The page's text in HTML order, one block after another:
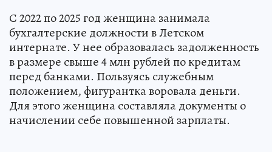
С 2022 по 2025 год женщина занимала
бухгалтерские должности в Летском
интернате. У нее образовалась задолженность
в размере свыше 4 млн рублей по кредитам
перед банками. Пользуясь служебным
положением, фигурантка воровала деньги.
Для этого женщина составляла документы о
начислении себе повышенной зарплаты.